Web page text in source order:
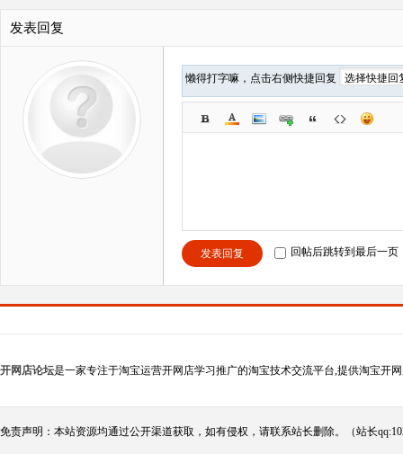
发表回复
懒得打字嘛，点击右侧快捷回复
发表回复 回帖后跳转到最后一页
开网店论坛是一家专注于淘宝运营开网店学习推广的淘宝技术交流平台,提供淘宝开
免责声明：本站资源均通过公开渠道获取，如有侵权，请联系站长删除。（站长